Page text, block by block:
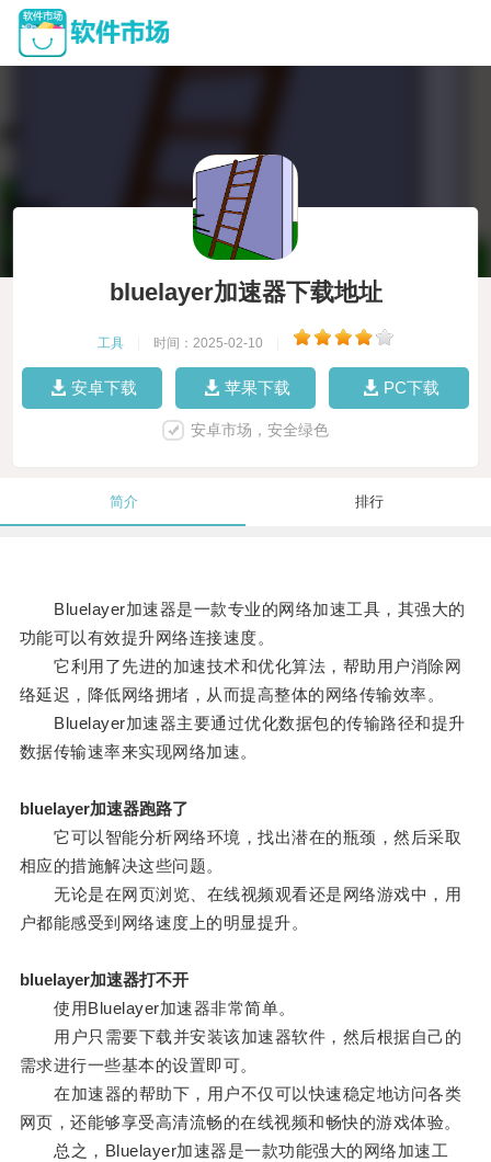
bluelayer加速器下载地址
工具 时间：2025-02-10
安卓下载 苹果下载 PC下载
安卓市场，安全绿色
简介 排行
Bluelayer加速器是一款专业的网络加速工具，其强大的
功能可以有效提升网络连接速度。
它利用了先进的加速技术和优化算法，帮助用户消除网
络延迟，降低网络拥堵，从而提高整体的网络传输效率。
Bluelayer加速器主要通过优化数据包的传输路径和提升
数据传输速率来实现网络加速。
bluelayer加速器跑路了
它可以智能分析网络环境，找出潜在的瓶颈，然后采取
相应的措施解决这些问题。
无论是在网页浏览、在线视频观看还是网络游戏中，用
户都能感受到网络速度上的明显提升。
bluelayer加速器打不开
使用Bluelayer加速器非常简单。
用户只需要下载并安装该加速器软件，然后根据自己的
需求进行一些基本的设置即可。
在加速器的帮助下，用户不仅可以快速稳定地访问各类
网页，还能够享受高清流畅的在线视频和畅快的游戏体验。
总之，Bluelayer加速器是一款功能强大的网络加速工